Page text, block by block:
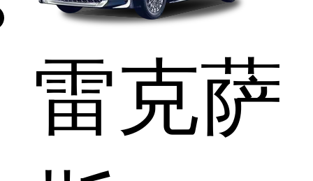
雷克萨